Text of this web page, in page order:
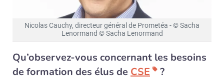
Nicolas Cauchy, directeur général de Prometéa - © Sacha
Lenormand © Sacha Lenormand
Qu’observez-vous concernant les besoins
de formation des élus de CSE ?